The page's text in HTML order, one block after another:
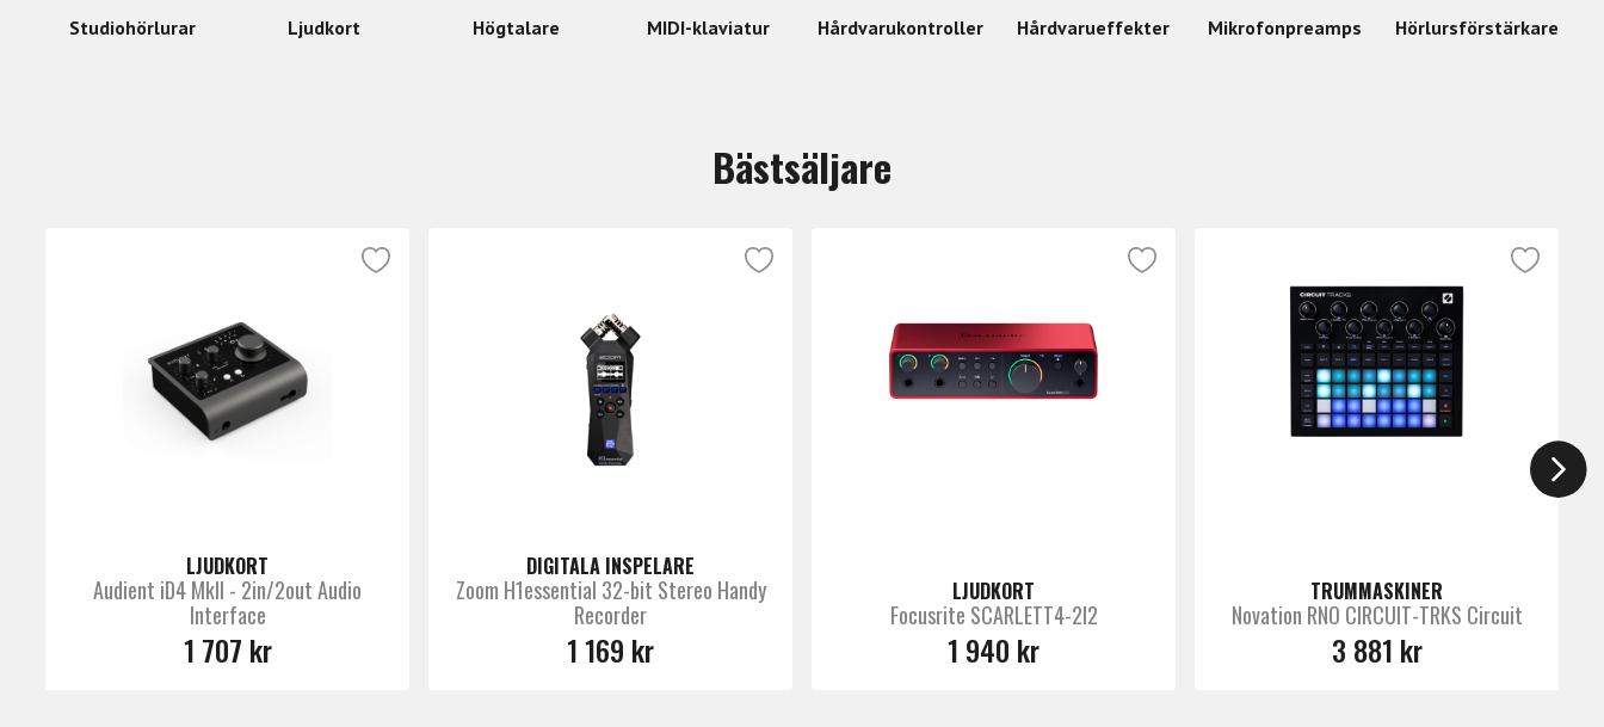
Studiohörlurar Ljudkort Högtalare MIDI-klaviatur Hårdvarukontroller Hårdvarueffekter Mikrofonpreamps Hörlursförstärkare
Bästsäljare
LJUDKORT
Audient iD4 MkII - 2in/2out Audio
Interface
1 707 kr
DIGITALA INSPELARE
Zoom H1essential 32-bit Stereo Handy
Recorder
1 169 kr
LJUDKORT
Focusrite SCARLETT4-2I2
1 940 kr
TRUMMASKINER
Novation RNO CIRCUIT-TRKS Circuit
3 881 kr